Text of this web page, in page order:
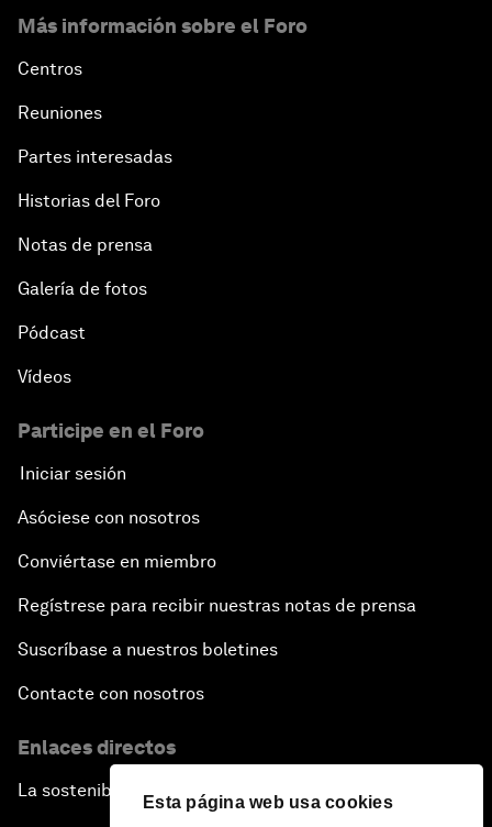
Esta página web usa cookies
Más información sobre el Foro
Centros
Reuniones
Partes interesadas
Historias del Foro
Notas de prensa
Galería de fotos
Pódcast
Vídeos
Participe en el Foro
Iniciar sesión
Asóciese con nosotros
Conviértase en miembro
Regístrese para recibir nuestras notas de prensa
Suscríbase a nuestros boletines
Contacte con nosotros
Enlaces directos
La sostenibilidad en el Foro